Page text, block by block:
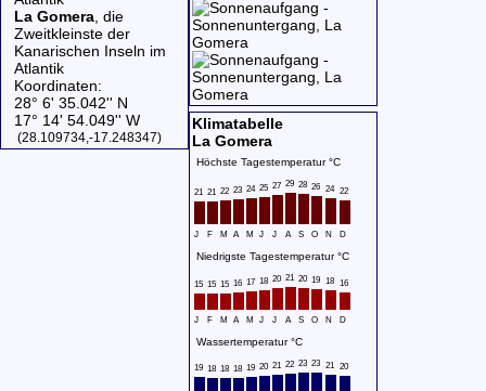
La Gomera , die
Zweitkleinste der
Kanarischen Inseln im
Atlantik
Koordinaten:
28° 6' 35.042'' N
17° 14' 54.049'' W
(28.109734,-17.248347)
Klimatabelle
La Gomera
Höchste Tagestemperatur °C
21 21 22 23 24 25 27 29 28 26 24 22
J F M A M J J A S O N D
Niedrigste Tagestemperatur °C
15 15 15 16 17 18 20 21 20 19 18 16
J F M A M J J A S O N D
Wassertemperatur °C
19 18 18 18 19 20 21 22 23 23 21 20